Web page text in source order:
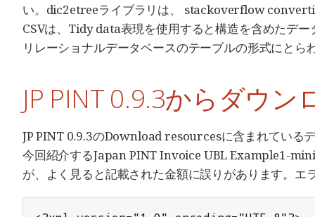
い。dic2etreeライブラリは、 stackoverflow
CSVは、Tidy data表現を使用すると構造を含めたデー
リレーショナルデータベースのテーブルの形式にと
JP PINT 0.9.3からダウ
JP PINT 0.9.3のDownload resourcesに含まれている
今回紹介するJapan PINT Invoice UBL Example1-
が、よく見ると記載された金額に誤りがあります。エ